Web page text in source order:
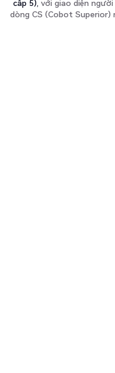
cấp 5), với giao diện
dòng CS (Cobot Superior)